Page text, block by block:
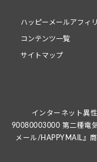
ハッピーメールアフィ
コンテンツ一覧
サイトマップ
インターネット異
90080003000 第二種電
メール/HAPPYMAIL』